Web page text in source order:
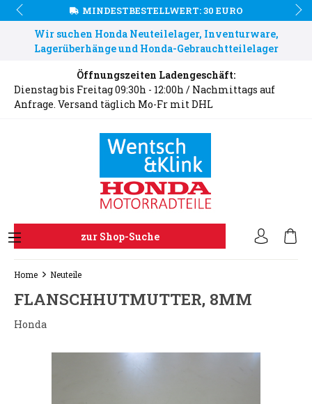
MINDESTBESTELLWERT: 30 EURO
Wir suchen Honda Neuteilelager, Inventurware,
Lagerüberhänge und Honda-Gebrauchtteilelager
Öffnungszeiten Ladengeschäft:
Dienstag bis Freitag 09:30h - 12:00h / Nachmittags auf
Anfrage. Versand täglich Mo-Fr mit DHL
zur Shop-Suche
Home Neuteile
FLANSCHHUTMUTTER, 8MM
Honda